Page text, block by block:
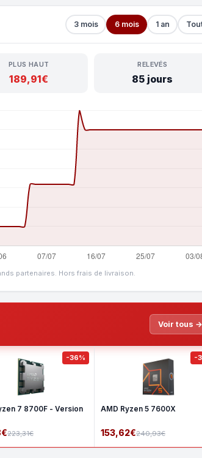
3 mois 6 mois 1 an
PLUS HAUT
189,91€
RELEVÉS
85 jours
partenaires. Hors frais de livraison.
Voir tous →
-36%
7 8700F - Version
223,31€
-
AMD Ryzen 5 7600X
153,62€240,93€